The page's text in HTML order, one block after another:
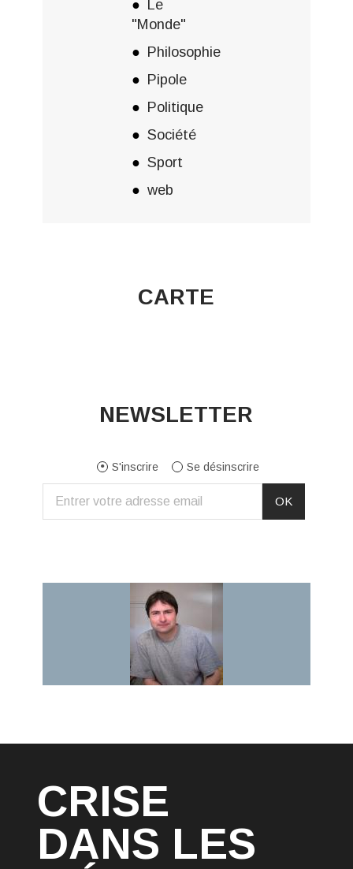
Le
"Monde"
Philosophie
Pipole
Politique
Société
Sport
web
CARTE
NEWSLETTER
S'inscrire Se désinscrire
CRISE
DANS LES